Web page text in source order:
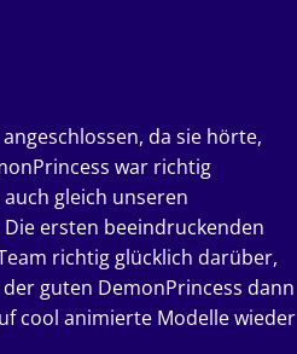
da sie hörte,
war richtig
gleich unseren
ersten beeindruckenden
richtig glücklich darüber,
guten DemonPrincess dann
cool animierte Modelle wieder